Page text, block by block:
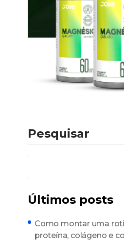
Pesquisar
Últimos posts
Como montar uma
proteína, colágeno e